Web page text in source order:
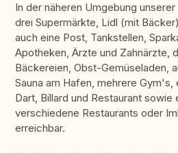
In der näheren Umgebung
drei Supermärkte, Lidl (mit
auch eine Post, Tankstellen,
Apotheken, Ärzte und Zahnärzte,
Bäckereien, Obst-Gemüseladen,
Sauna am Hafen, mehrere
Dart, Billard und Restaurant sowie
verschiedene Restaurants oder
erreichbar.